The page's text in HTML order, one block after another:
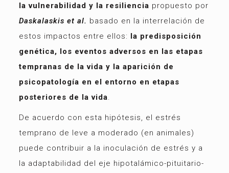
la vulnerabilidad y la resiliencia propuesto por
Daskalaskis et al. basado en la interrelación de
estos impactos entre ellos: la predisposición
genética, los eventos adversos en las etapas
tempranas de la vida y la aparición de
psicopatología en el entorno en etapas
posteriores de la vida.
De acuerdo con esta hipótesis, el estrés
temprano de leve a moderado (en animales)
puede contribuir a la inoculación de estrés y a
la adaptabilidad del eje hipotalámico-pituitario-